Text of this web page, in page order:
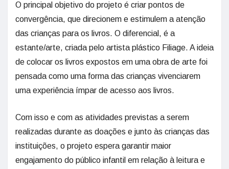
O principal objetivo do projeto é criar pontos de
convergência, que direcionem e estimulem a atenção
das crianças para os livros. O diferencial, é a
estante/arte, criada pelo artista plástico Filiage. A ideia
de colocar os livros expostos em uma obra de arte foi
pensada como uma forma das crianças vivenciarem
uma experiência ímpar de acesso aos livros.
Com isso e com as atividades previstas a serem
realizadas durante as doações e junto às crianças das
instituições, o projeto espera garantir maior
engajamento do público infantil em relação à leitura e